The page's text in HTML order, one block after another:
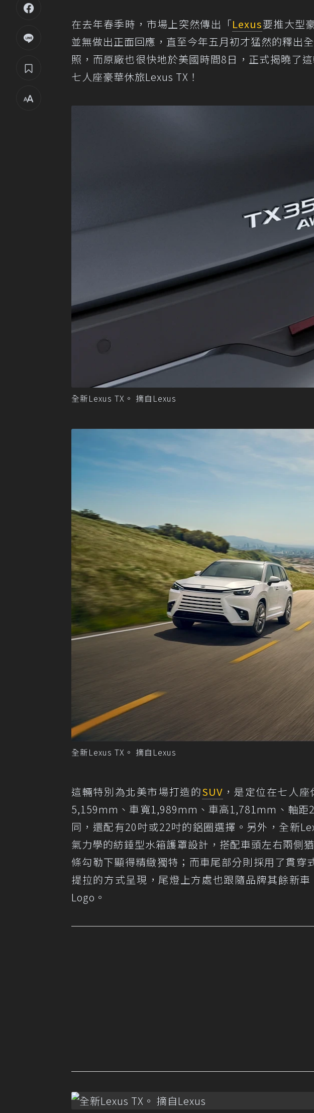
在去年春季時，市場上突然傳出「Lexus要推大型
並無做出正面回應，直至今年五月初才猛然的釋出
照，而原廠也很快地於美國時間8日，正式揭曉了
七人座豪華休旅Lexus TX！
全新Lexus TX。 摘自Lexus
全新Lexus TX。 摘自Lexus
這輛特別為北美市場打造的SUV ，是定位在七人
5,159mm、車寬1,989mm、車高1,781mm、軸距
同，還配有20吋或22吋的鋁圈選擇。另外，全新
氣力學的紡錘型水箱護罩設計，搭配車頭左右兩側
條勾勒下顯得精緻獨特；而車尾部分則採用了貫穿
提拉的方式呈現，尾燈上方處也跟隨品牌其餘新
Logo。